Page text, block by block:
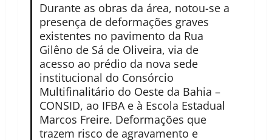
Durante as obras da área, notou-se a
presença de deformações graves
existentes no pavimento da Rua
Gilêno de Sá de Oliveira, via de
acesso ao prédio da nova sede
institucional do Consórcio
Multifinalitário do Oeste da Bahia –
CONSID, ao IFBA e à Escola Estadual
Marcos Freire. Deformações que
trazem risco de agravamento e